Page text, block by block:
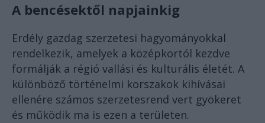
A bencésektől napjainkig
Erdély gazdag szerzetesi hagyományokkal
rendelkezik, amelyek a középkortól kezdve
formálják a régió vallási és kulturális életét. A
különböző történelmi korszakok kihívásai
ellenére számos szerzetesrend vert gyökeret
és működik ma is ezen a területen.